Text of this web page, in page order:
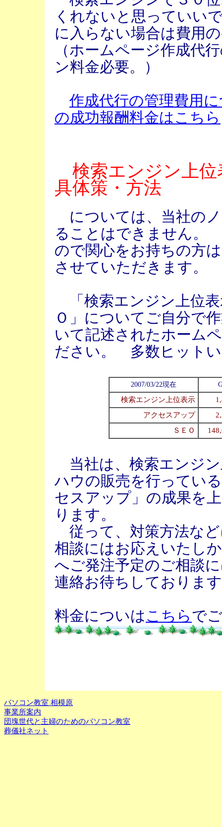
くれないと思っていい
に入らない場合は費用
（ホームページ作成代
ン料金必要。）
作成代行の管理費用
の成功報酬料金はこちら
検索エンジン上位
具体策・方法
については、当社の
ることはできません。
ので関心をお持ちの方
させていただきます。
「検索エンジン上位
Ｏ」についてご自分で
いて記述されたホーム
ださい。 多数ヒット
2007/03/22現在
検索エンジン上位表示
アクセスアップ
ＳＥＯ
当社は、検索エンジ
ハウの販売を行ってい
セスアップ」の成果を
ります。
従って、対策方法な
相談にはお応えいたし
へご発注予定のご相談
連絡お待ちしておりま
料金についは こちらで
パソコン教室 相模原
事業所案内
団塊世代と主婦のためのパソコン教室
葬儀社ネット